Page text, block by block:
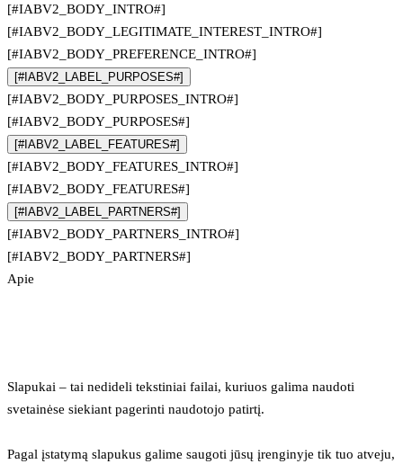
[#IABV2_BODY_INTRO#]
[#IABV2_BODY_LEGITIMATE_INTEREST_INTRO#]
[#IABV2_BODY_PREFERENCE_INTRO#]
[#IABV2_LABEL_PURPOSES#]
[#IABV2_BODY_PURPOSES_INTRO#]
[#IABV2_BODY_PURPOSES#]
[#IABV2_LABEL_FEATURES#]
[#IABV2_BODY_FEATURES_INTRO#]
[#IABV2_BODY_FEATURES#]
[#IABV2_LABEL_PARTNERS#]
[#IABV2_BODY_PARTNERS_INTRO#]
[#IABV2_BODY_PARTNERS#]
Apie
Slapukai – tai nedideli tekstiniai failai, kuriuos galima naudoti
svetainėse siekiant pagerinti naudotojo patirtį.
Pagal įstatymą slapukus galime saugoti jūsų įrenginyje tik tuo atveju,